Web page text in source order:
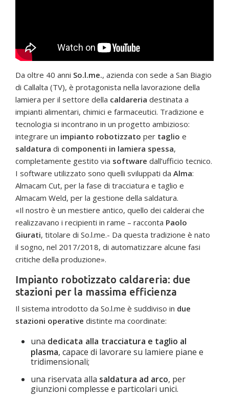
Da oltre 40 anni So.l.me., azienda con sede a San Biagio
di Callalta (TV), è protagonista nella lavorazione della
lamiera per il settore della caldareria destinata a
impianti alimentari, chimici e farmaceutici. Tradizione e
tecnologia si incontrano in un progetto ambizioso:
integrare un impianto robotizzato per taglio e
saldatura di componenti in lamiera spessa,
completamente gestito via software dall’ufficio tecnico.
I software utilizzato sono quelli sviluppati da Alma:
Almacam Cut, per la fase di tracciatura e taglio e
Almacam Weld, per la gestione della saldatura.
«Il nostro è un mestiere antico, quello dei calderai che
realizzavano i recipienti in rame – racconta Paolo
Giurati, titolare di So.l.me.- Da questa tradizione è nato
il sogno, nel 2017/2018, di automatizzare alcune fasi
critiche della produzione».
Impianto robotizzato caldareria: due
stazioni per la massima efficienza
Il sistema introdotto da So.l.me è suddiviso in due
stazioni operative distinte ma coordinate:
una dedicata alla tracciatura e taglio al
plasma, capace di lavorare su lamiere piane e
tridimensionali;
una riservata alla saldatura ad arco, per
giunzioni complesse e particolari unici.